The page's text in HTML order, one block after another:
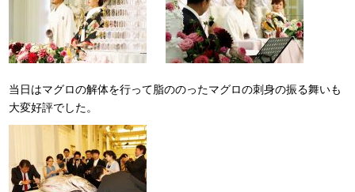
当日はマグロの解体を行って脂ののったマグロの刺身の振る舞いも
大変好評でした。